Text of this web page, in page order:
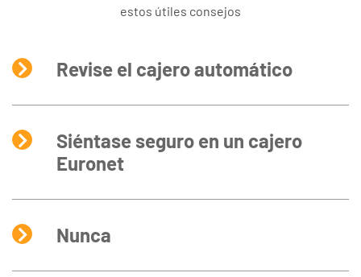
estos útiles consejos
Revise el cajero automático
Siéntase seguro en un cajero
Euronet
Nunca